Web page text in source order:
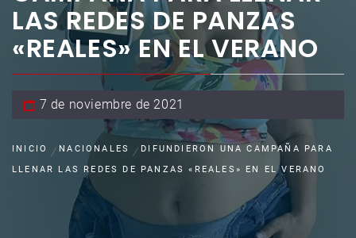
LAS REDES DE PANZAS
«REALES» EN EL VERANO
7 de noviembre de 2021
INICIO NACIONALES
DIFUNDIERON UNA CAMPAÑA PARA
LLENAR LAS REDES DE PANZAS «REALES» EN EL VERANO